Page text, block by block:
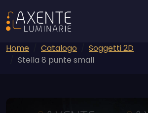
Home Catalogo
Soggetti 2D
Stella 8 punte small